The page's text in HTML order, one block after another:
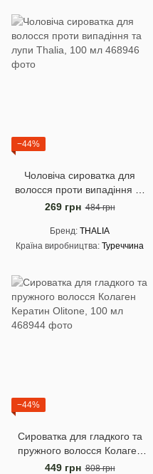
−44%
Чоловіча сироватка для
волосся проти випадіння та
лупи Thalia, 100 мл
269 грн 484 грн
Бренд THALIA
Країна виробництва Туреччина
−44%
Сироватка для гладкого та
пружного волосся Колаген
Кератин Olitone, 100 мл
449 грн 808 грн